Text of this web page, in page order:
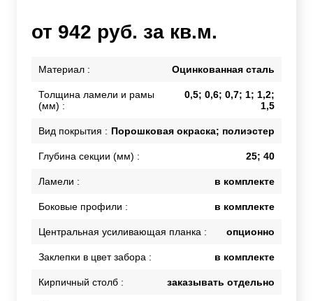
от 942 руб. за кв.м.
Материал : Оцинкованная сталь
Толщина ламели и рамы
(мм) :
0,5; 0,6; 0,7; 1; 1,2;
1,5
Вид покрытия : Порошковая окраска; полиэстер
Глубина секции (мм) : 25; 40
Ламели : в комплекте
Боковые профили : в комплекте
Центральная усиливающая планка : опционно
Заклепки в цвет забора : в комплекте
Кирпичный столб : заказывать отдельно